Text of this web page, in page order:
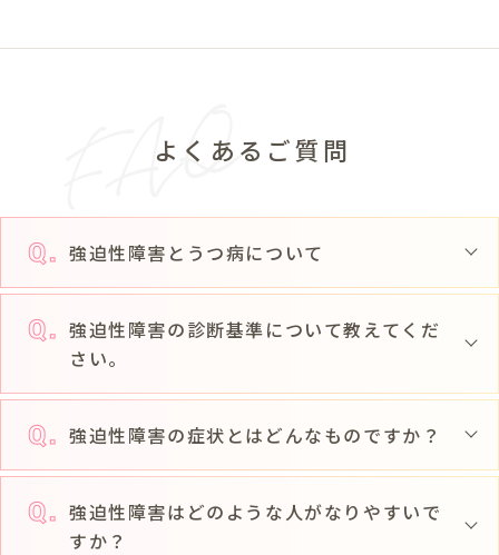
よくあるご質問
強迫性障害とうつ病について
強迫性障害の診断基準について教えてくだ
さい。
強迫性障害の症状とはどんなものですか？
強迫性障害はどのような人がなりやすいで
すか？